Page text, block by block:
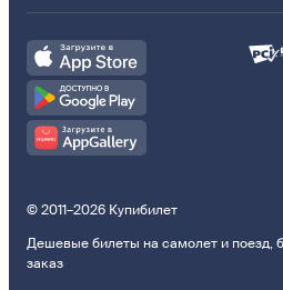
© 2011–2026 Купибилет
Дешевые билеты на самолет и поезд,
заказ